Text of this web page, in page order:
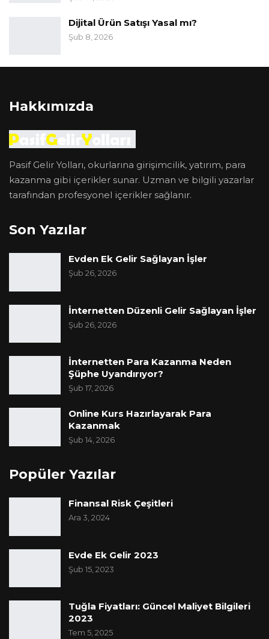
Dijital Ürün Satışı Yasal mı?
Şub 8, 2026
Hakkımızda
Pasif Gelir Yolları, okurlarına girişimcilik, yatırım, para
kazanma gibi içerikler sunar. Uzman ve bilgili yazarlar
tarafından profesyonel içerikler sağlanır.
Son Yazılar
Evden Ek Gelir Sağlayan İşler
Şub 26, 2026
İnternetten Düzenli Gelir Sağlayan İşler
Şub 26, 2026
İnternetten Para Kazanma Neden
Şüphe Uyandırıyor?
Şub 17, 2026
Online Kurs Hazırlayarak Para
Kazanmak
Şub 14, 2026
Popüler Yazılar
Finansal Risk Çeşitleri
Ara 3, 2024
Evde Ek Gelir 2023
Şub 15, 2023
Tuğla Fiyatları: Güncel Maliyet Bilgileri
2023
Tem 5, 2025